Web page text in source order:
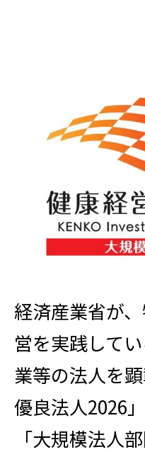
経済産業省が
営を実践して
業等の法人を
優良法人2026
「大規模法人